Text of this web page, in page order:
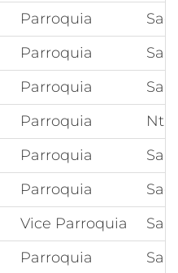
Parroquia
Parroquia
Parroquia
Parroquia
Parroquia
Parroquia
Vice Parroquia
Parroquia